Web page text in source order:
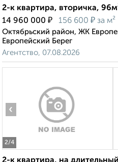
2-к квартира, вторичка,
14 960 000 ₽ 156 600 ₽ за м²
Октябрьский район, ЖК
Европейский Берег
Агентство, 07.08.2026
2/4
‹